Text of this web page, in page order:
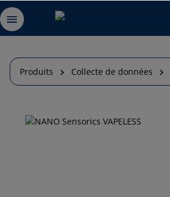
Produits Collecte de données